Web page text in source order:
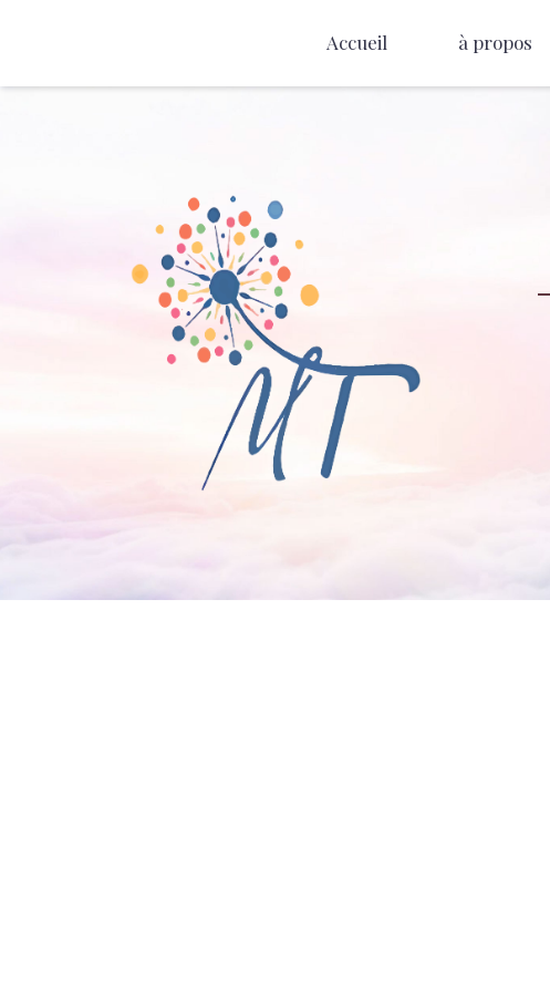
à propos
Accueil